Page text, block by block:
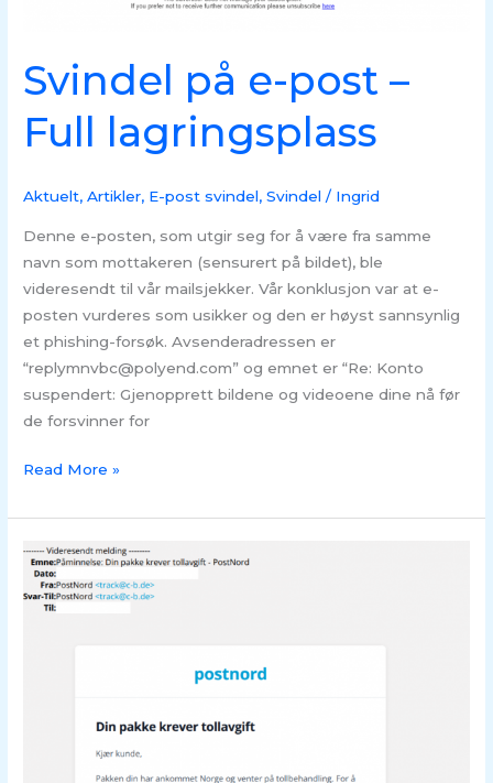
Svindel på e-post –
Full lagringsplass
Aktuelt,Artikler, E-post svindel,Svindel / Ingrid
Denne e-posten, som utgir seg for å være fra samme
navn som mottakeren (sensurert på bildet), ble
videresendt til vår mailsjekker. Vår konklusjon var at e-
posten vurderes som usikker og den er høyst sannsynlig
et phishing-forsøk. Avsenderadressen er
“replymnvbc@polyend.com” og emnet er “Re: Konto
suspendert: Gjenopprett bildene og videoene dine nå før
de forsvinner for
Read More »
Svindel
på
e-